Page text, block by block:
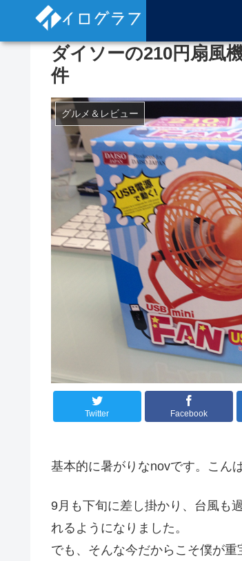
ダイソーの210円扇風
件
グルメ＆レビュー
Twitter Facebook
基本的に暑がりなnovです。こんば
9月も下旬に差し掛かり、台風も
れるようになりました。
でも、そんな今だからこそ僕が重